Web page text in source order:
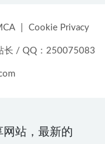
Cookie Privacy
长 / QQ：250075083
站，最新的